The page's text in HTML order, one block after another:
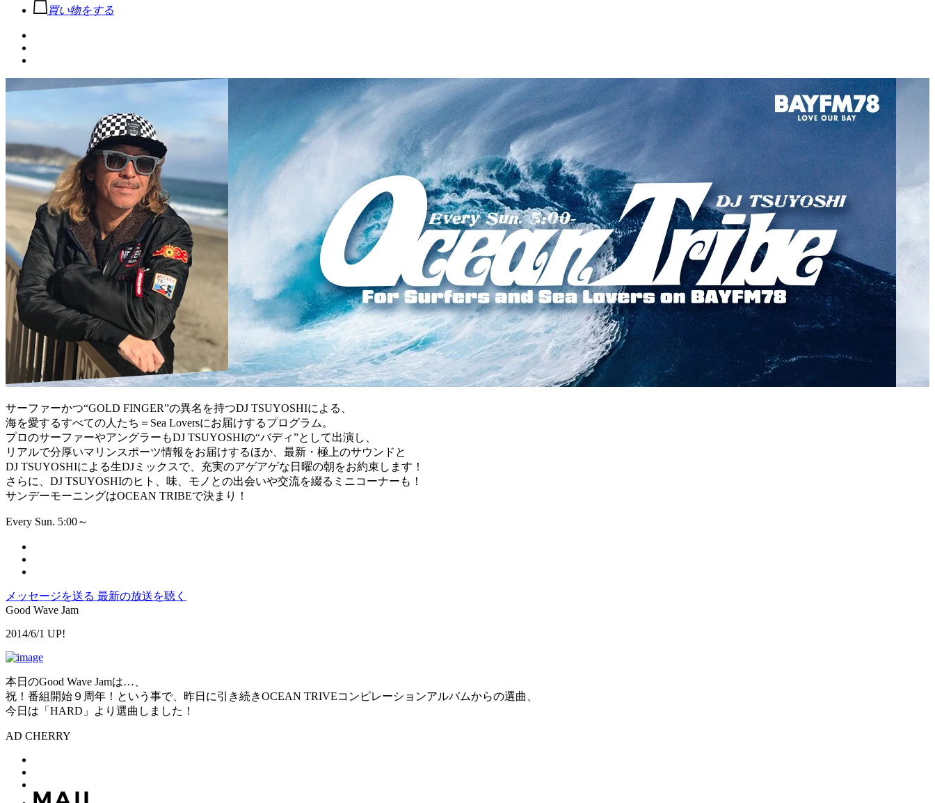
買い物をする
サーファーかつ“GOLD FINGER”の異名を持つDJ TSUYOSHIによる、
海を愛するすべての人たち＝Sea Loversにお届けするプログラム。
プロのサーファーやアングラーもDJ TSUYOSHIの“バディ”として出演し、
リアルで分厚いマリンスポーツ情報をお届けするほか、最新・極上のサウンドと
DJ TSUYOSHIによる生DJミックスで、充実のアゲアゲな日曜の朝をお約束します！
さらに、DJ TSUYOSHIのヒト、味、モノとの出会いや交流を綴るミニコーナーも！
サンデーモーニングはOCEAN TRIBEで決まり！
Every Sun. 5:00～
メッセージを送る 最新の放送を聴く
Good Wave Jam
2014/6/1 UP!
本日のGood Wave Jamは…、
祝！番組開始９周年！という事で、昨日に引き続きOCEAN TRIVEコンピレーションアルバムからの選曲、
今日は「HARD」より選曲しました！
AD CHERRY